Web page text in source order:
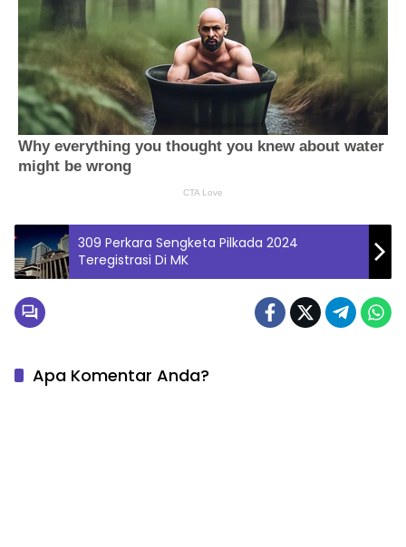
309 Perkara Sengketa Pilkada 2024
Teregistrasi Di MK
Apa Komentar Anda?